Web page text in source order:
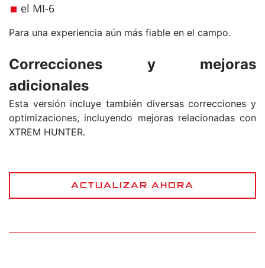
el MI-6
Para una experiencia aún más fiable en el campo.
Correcciones y mejoras
adicionales
Esta versión incluye también diversas correcciones y
optimizaciones, incluyendo mejoras relacionadas con
XTREM HUNTER.
ACTUALIZAR AHORA